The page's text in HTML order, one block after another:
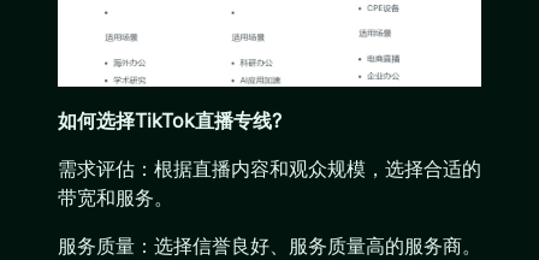
如何选择TikTok直播专线?
需求评估：根据直播内容和观众规模，选择合适的
带宽和服务。
服务质量：选择信誉良好、服务质量高的服务商。